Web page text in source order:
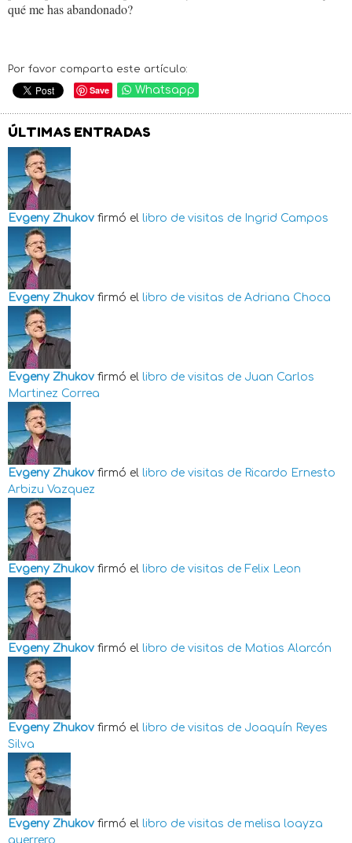
qué me has abandonado?
Por favor comparta este artículo:
Save Whatsapp
ÚLTIMAS ENTRADAS
Evgeny Zhukov firmó el libro de visitas de Ingrid Campos
Evgeny Zhukov firmó el libro de visitas de Adriana Choca
Evgeny Zhukov firmó el libro de visitas de Juan Carlos
Martinez Correa
Evgeny Zhukov firmó el libro de visitas de Ricardo Ernesto
Arbizu Vazquez
Evgeny Zhukov firmó el libro de visitas de Felix Leon
Evgeny Zhukov firmó el libro de visitas de Matias Alarcón
Evgeny Zhukov firmó el libro de visitas de Joaquín Reyes
Silva
Evgeny Zhukov firmó el libro de visitas de melisa loayza
guerrero